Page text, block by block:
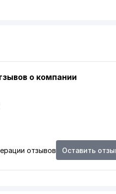
о компании
отзывов Оставить